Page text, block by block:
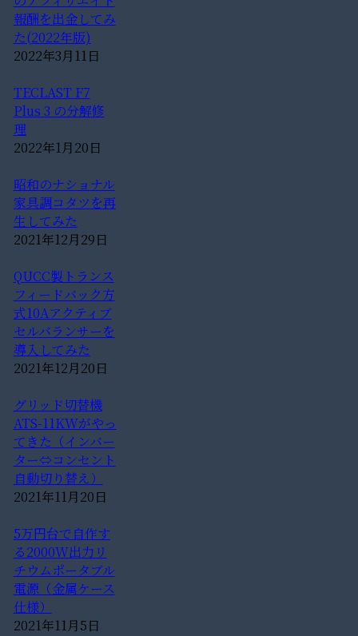
報酬を出金してみ
た(2022年版)
2022年3月11日
TECLAST F7
Plus 3 の分解修
理
2022年1月20日
昭和のナショナル
家具調コタツを再
生してみた
2021年12月29日
QUCC製トランス
フィードバック方
式10Aアクティブ
セルバランサーを
導入してみた
2021年12月20日
グリッド切替機
ATS-11KWがやっ
てきた（インバー
ター⇔コンセント
自動切り替え）
2021年11月20日
5万円台で自作す
る2000W出力リ
チウムポータブル
電源（金属ケース
仕様）
2021年11月5日